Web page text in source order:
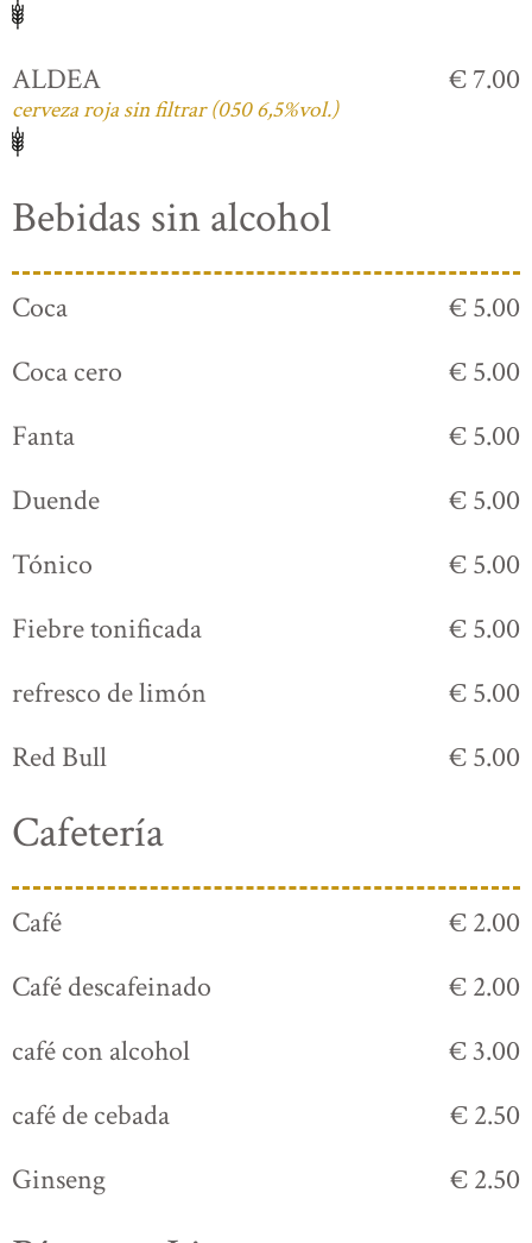
ALDEA
cerveza roja sin filtrar (050 6,5%vol.)
€ 7.00
Bebidas sin alcohol
Coca
€ 5.00
Coca cero
€ 5.00
Fanta
€ 5.00
Duende
€ 5.00
Tónico
€ 5.00
Fiebre tonificada
€ 5.00
refresco de limón
€ 5.00
Red Bull
€ 5.00
Cafetería
Café
€ 2.00
Café descafeinado
€ 2.00
café con alcohol
€ 3.00
café de cebada
€ 2.50
Ginseng
€ 2.50